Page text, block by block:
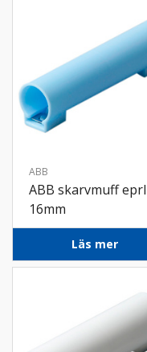
ABB
ABB skarvmuff eprl
16mm
Läs mer